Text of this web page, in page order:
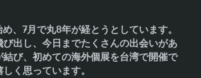
、7月で丸8年が経とうとしています。
出し、今日までたくさんの出会いがあ
結び、初めての海外個展を台湾で開催で
く思っています。